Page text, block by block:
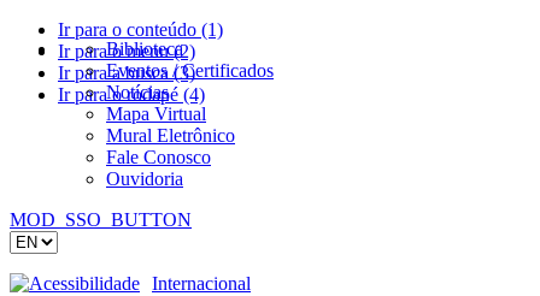
Ir para o conteúdo (1)
Ir para o menu (2)
Ir para a busca (3)
Ir para o rodapé (4)
Biblioteca
Eventos / Certificados
Notícias
Mapa Virtual
Mural Eletrônico
Fale Conosco
Ouvidoria
MOD_SSO_BUTTON
Acessibilidade Internacional